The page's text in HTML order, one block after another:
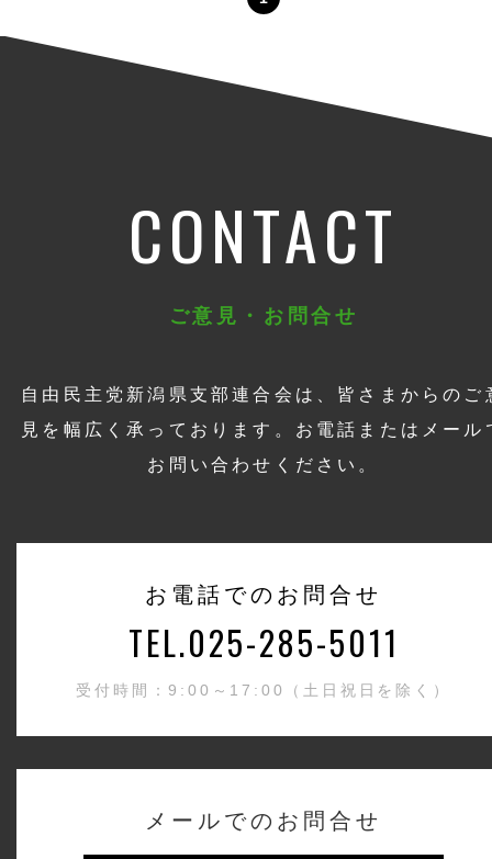
CONTACT
ご意見・お問合せ
自由民主党新潟県支部連合会は、皆さまからのご
見を幅広く承っております。お電話またはメール
お問い合わせください。
お電話でのお問合せ
TEL.025-285-5011
受付時間：9:00～17:00（土日祝日を除く）
メールでのお問合せ